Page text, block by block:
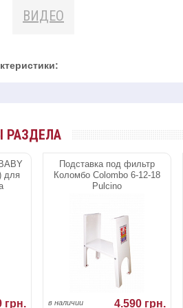
ВИДЕО
РАЗДЕЛА
для
грн.
Подставка под фильтр
Коломбо Colombo 6-12-18
Pulcino
в наличии 4.590 грн.